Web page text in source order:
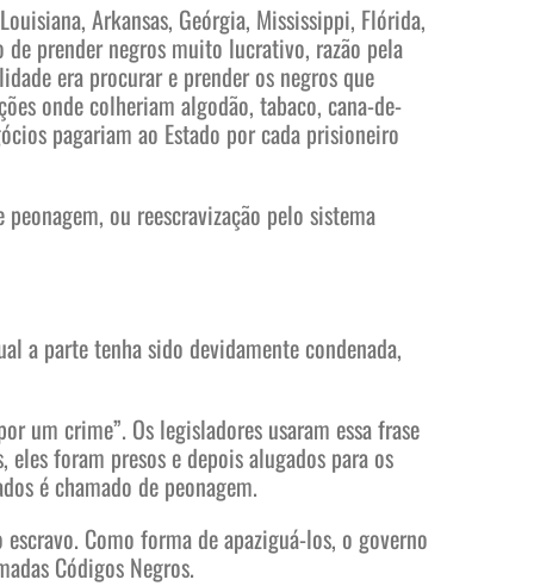
Arkansas, Geórgia, Mississippi, Flórida,
de prender negros muito lucrativo, razão pela
era procurar e prender os negros que
onde colheriam algodão, tabaco, cana-de-
pagariam ao Estado por cada prisioneiro
ou reescravização pelo sistema
a parte tenha sido devidamente condenada,
um crime”. Os legisladores usaram essa frase
foram presos e depois alugados para os
é chamado de peonagem.
Como forma de apaziguá-los, o governo
Códigos Negros.